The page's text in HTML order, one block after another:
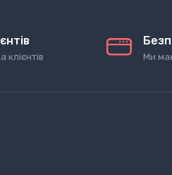
клієнтів Ми